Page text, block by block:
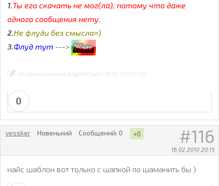
1.Ты его скачать не мог(ла), потому что даже
одного сообщения нету.
2.Не флуди без смысла=)
3.Флуд тут --->
Отредактировано AngelOfDeath (16.02.2010 17:29)
0
116
16.02.2010 20:15
vessker Новенький Сообщений: 0 +0
найс шаблон вот только с шапкой по шаманить бы )